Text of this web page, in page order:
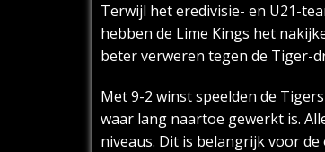
Terwijl het eredivisie- en U21-
hebben de Lime Kings het
beter verweren tegen de Tiger-
Met 9-2 winst speelden de
waar lang naartoe gewerkt is.
niveaus. Dit is belangrijk voor